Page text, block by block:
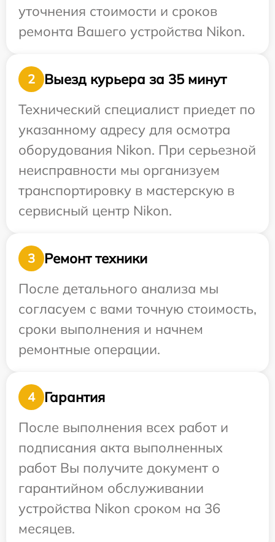
уточнения стоимости и сроков
ремонта Вашего устройства Nikon.
2
Выезд курьера за 35 минут
Технический специалист приедет по
указанному адресу для осмотра
оборудования Nikon. При серьезной
неисправности мы организуем
транспортировку в мастерскую в
сервисный центр Nikon.
3
Ремонт техники
После детального анализа мы
согласуем с вами точную стоимость,
сроки выполнения и начнем
ремонтные операции.
4
Гарантия
После выполнения всех работ и
подписания акта выполненных
работ Вы получите документ о
гарантийном обслуживании
устройства Nikon сроком на 36
месяцев.